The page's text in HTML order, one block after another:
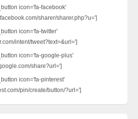
icon='fa-facebook'
sharer/sharer.php?u=']
icon='fa-twitter'
intent/tweet?text=&url=']
icon='fa-google-plus'
share?url=']
icon='fa-pinterest'
pin/create/button/?url=']